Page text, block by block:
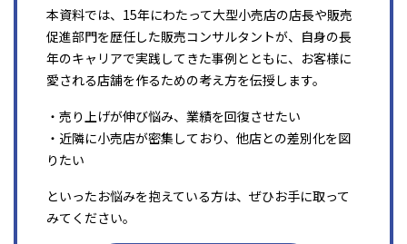
本資料では、15年にわたって大型小売店の店長や販売
促進部門を歴任した販売コンサルタントが、自身の長
年のキャリアで実践してきた事例とともに、お客様に
愛される店舗を作るための考え方を伝授します。
・売り上げが伸び悩み、業績を回復させたい
・近隣に小売店が密集しており、他店との差別化を図
りたい
といったお悩みを抱えている方は、ぜひお手に取って
みてください。